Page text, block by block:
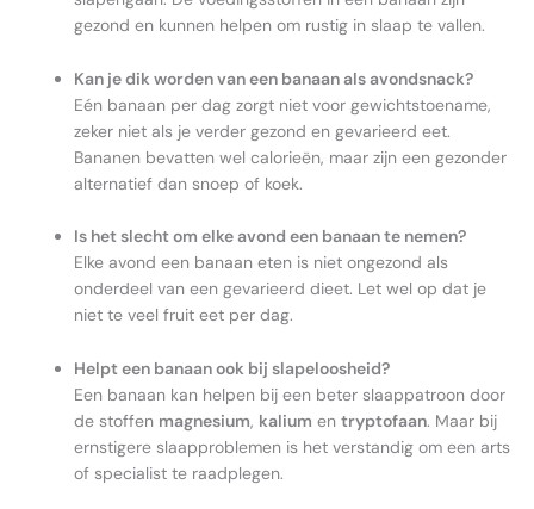
gezond en kunnen helpen om rustig in slaap te vallen.
Kan je dik worden van een banaan als avondsnack?
Eén banaan per dag zorgt niet voor gewichtstoename,
zeker niet als je verder gezond en gevarieerd eet.
Bananen bevatten wel calorieën, maar zijn een gezonder
alternatief dan snoep of koek.
Is het slecht om elke avond een banaan te nemen?
Elke avond een banaan eten is niet ongezond als
onderdeel van een gevarieerd dieet. Let wel op dat je
niet te veel fruit eet per dag.
Helpt een banaan ook bij slapeloosheid?
Een banaan kan helpen bij een beter slaappatroon door
de stoffen magnesium, kalium en tryptofaan. Maar bij
ernstigere slaapproblemen is het verstandig om een arts
of specialist te raadplegen.